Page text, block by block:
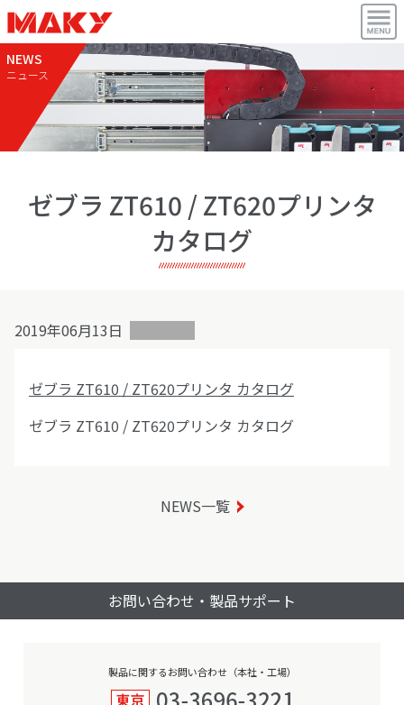
NEWS
ニュース
ゼブラ ZT610 / ZT620プリンタ
カタログ
2019年06月13日
ゼブラ ZT610 / ZT620プリンタ カタログ
ゼブラ ZT610 / ZT620プリンタ カタログ
NEWS一覧
お問い合わせ・製品サポート
製品に関するお問い合わせ（本社・工場）